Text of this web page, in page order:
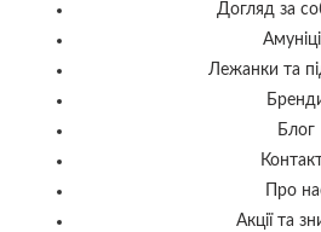
Догляд за
Лежанки та
Блог
Про
Акції та